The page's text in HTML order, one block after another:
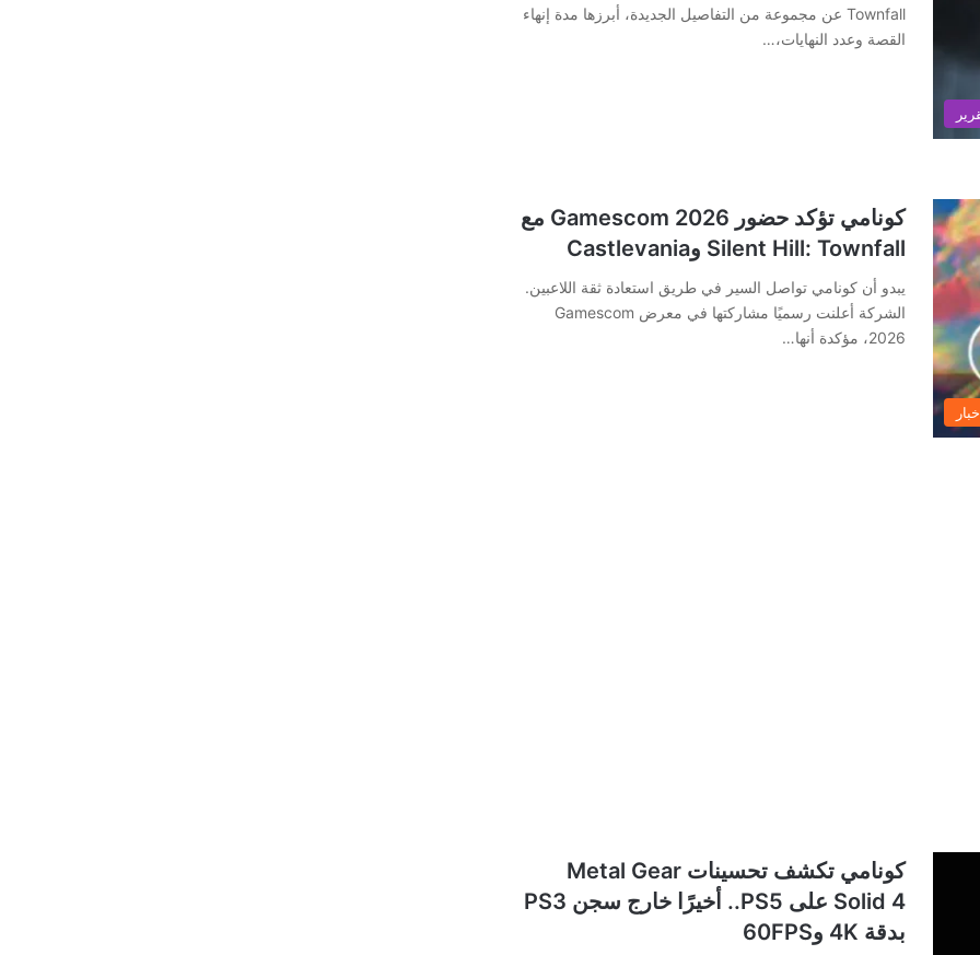
Townfall عن مجموعة من التفاصيل الجديدة، أبرزها مدة إنهاء
القصة وعدد النهايات،…
كونامي تؤكد حضور Gamescom 2026 مع
Silent Hill: Townfall وCastlevania
يبدو أن كونامي تواصل السير في طريق استعادة ثقة اللاعبين.
الشركة أعلنت رسميًا مشاركتها في معرض Gamescom
2026، مؤكدة أنها…
كونامي تكشف تحسينات Metal Gear
Solid 4 على PS5.. أخيرًا خارج سجن PS3
بدقة 4K و60FPS